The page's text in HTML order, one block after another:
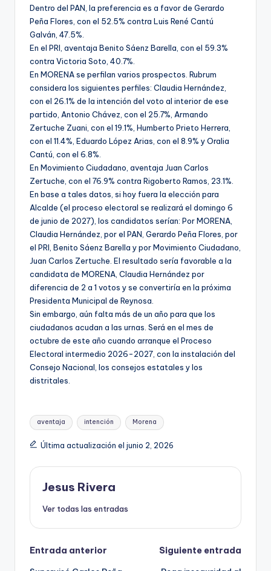
Dentro del PAN, la preferencia es a favor de Gerardo
Peña Flores, con el 52.5% contra Luis René Cantú
Galván, 47.5%.
En el PRI, aventaja Benito Sáenz Barella, con el 59.3%
contra Victoria Soto, 40.7%.
En MORENA se perfilan varios prospectos. Rubrum
considera los siguientes perfiles: Claudia Hernández,
con el 26.1% de la intención del voto al interior de ese
partido, Antonio Chávez, con el 25.7%, Armando
Zertuche Zuani, con el 19.1%, Humberto Prieto Herrera,
con el 11.4%, Eduardo López Arias, con el 8.9% y Oralia
Cantú, con el 6.8%.
En Movimiento Ciudadano, aventaja Juan Carlos
Zertuche, con el 76.9% contra Rigoberto Ramos, 23.1%.
En base a tales datos, si hoy fuera la elección para
Alcalde (el proceso electoral se realizará el domingo 6
de junio de 2027), los candidatos serían: Por MORENA,
Claudia Hernández, por el PAN, Gerardo Peña Flores, por
el PRI, Benito Sáenz Barella y por Movimiento Ciudadano,
Juan Carlos Zertuche. El resultado sería favorable a la
candidata de MORENA, Claudia Hernández por
diferencia de 2 a 1 votos y se convertiría en la próxima
Presidenta Municipal de Reynosa.
Sin embargo, aún falta más de un año para que los
ciudadanos acudan a las urnas. Será en el mes de
octubre de este año cuando arranque el Proceso
Electoral intermedio 2026-2027, con la instalación del
Consejo Nacional, los consejos estatales y los
distritales.
Etiquetas:
aventaja intención Morena
Última actualización el junio 2, 2026
Jesus Rivera
Ver todas las entradas
Navegación
Entrada anterior
Siguiente entrada